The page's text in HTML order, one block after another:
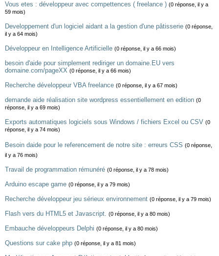
Vous etes : développeur avec compettences ( freelance ) (0 réponse, il y a
59 mois)
Developpement d'un logiciel aidant a la gestion d'une pâtisserie (0 réponse,
il y a 64 mois)
Développeur en Intelligence Artificielle (0 réponse, il y a 66 mois)
besoin d'aide pour simplement rediriger un domaine.EU vers
domaine.com/pageXX (0 réponse, il y a 66 mois)
Recherche développeur VBA freelance (0 réponse, il y a 67 mois)
demande aide réalisation site wordpress essentiellement en edition (0
réponse, il y a 69 mois)
Exports automatiques logiciels sous Windows / fichiers Excel ou CSV (0
réponse, il y a 74 mois)
Besoin daide pour le referencement de notre site : erreurs CSS (0 réponse,
il y a 76 mois)
Travail de programmation rémunéré (0 réponse, il y a 78 mois)
Arduino escape game (0 réponse, il y a 79 mois)
Recherche développeur jeu sérieux environnement (0 réponse, il y a 79 mois)
Flash vers du HTML5 et Javascript. (0 réponse, il y a 80 mois)
Embauche développeurs Delphi (0 réponse, il y a 80 mois)
Questions sur cake php (0 réponse, il y a 81 mois)